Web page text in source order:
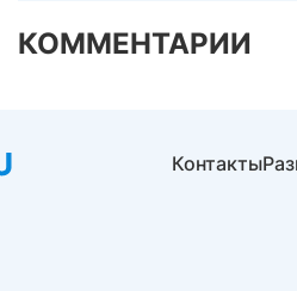
КОММЕНТАРИИ
Контакты